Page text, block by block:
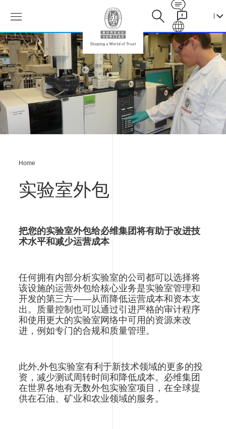
实
验
室
外
包
Home
实验室外包
把您的实验室外包给必维集团将有助于改进技
术水平和减少运营成本
任何拥有内部分析实验室的公司都可以选择将
该设施的运营外包给核心业务是实验室管理和
开发的第三方——从而降低运营成本和资本支
出。质量控制也可以通过引进严格的审计程序
和使用更大的实验室网络中可用的资源来改
进，例如专门的合规和质量管理。
此外,外包实验室有利于新技术领域的更多的投
资，减少测试周转时间和降低成本。必维集团
在世界各地有无数外包实验室项目，在全球提
供在石油、矿业和农业领域的服务。